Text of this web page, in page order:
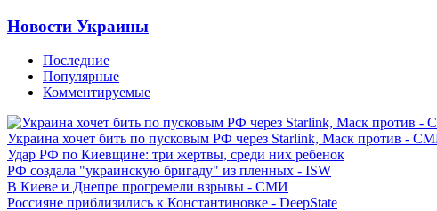
Новости Украины
Последние
Популярные
Комментируемые
Украина хочет бить по пусковым РФ через Starlink, Маск против -
Удар РФ по Киевщине: три жертвы, среди них ребенок
РФ создала "украинскую бригаду" из пленных - ISW
В Киеве и Днепре прогремели взрывы - СМИ
Россияне приблизились к Константиновке - DeepState